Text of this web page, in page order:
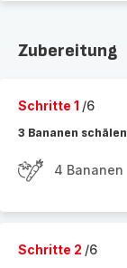
Zubereitung
Schritte 1 /6
3 Bananen
4 Bananen
Schritte 2 /6